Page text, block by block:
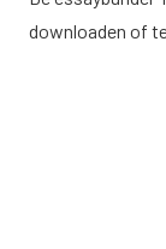
downloaden of